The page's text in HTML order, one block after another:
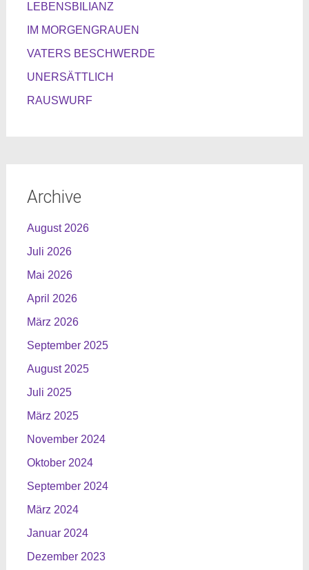
LEBENSBILIANZ
IM MORGENGRAUEN
VATERS BESCHWERDE
UNERSÄTTLICH
RAUSWURF
Archive
August 2026
Juli 2026
Mai 2026
April 2026
März 2026
September 2025
August 2025
Juli 2025
März 2025
November 2024
Oktober 2024
September 2024
März 2024
Januar 2024
Dezember 2023